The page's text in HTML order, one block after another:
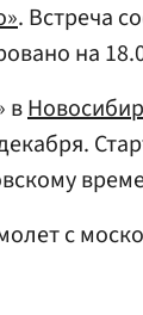
. Встреча
на
в
с